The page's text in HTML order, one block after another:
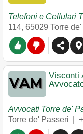
Telefoni e Cellulari
114, 65029 Torre
Visconti
Avvocati Torre de'
Torre de' Passeri